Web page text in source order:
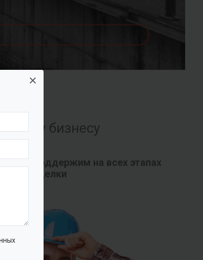
×
бизнесу
Поддержим на всех этапах
сделки